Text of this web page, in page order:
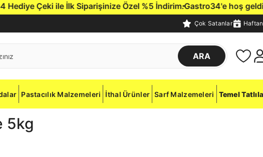
Çeki ile İlk Siparişinize Özel %5 İndirim.Gastro34'e hoş geldiniz.
Çok Satanlar
ARA
Pastacılık Malzemeleri İthal Ürünler Sarf Malzemeleri Temel
5kg